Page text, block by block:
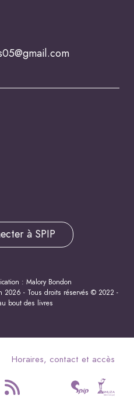
à SPIP
: Malory Bondon
2026 - Tous droits réservés © 2022 -
bout des livres
Horaires, contact et accès